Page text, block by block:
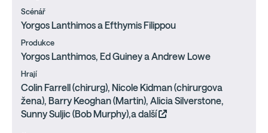
Scénář
Yorgos Lanthimos a Efthymis Filippou
Produkce
Yorgos Lanthimos, Ed Guiney a Andrew Lowe
Hrají
Colin Farrell (chirurg), Nicole Kidman (chirurgova
žena), Barry Keoghan (Martin), Alicia Silverstone,
Sunny Suljic (Bob Murphy),a další